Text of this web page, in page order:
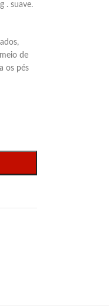
. suave.
de
os pés